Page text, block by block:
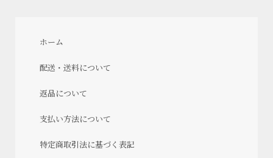
ホーム
配送・送料について
返品について
支払い方法について
特定商取引法に基づく表記